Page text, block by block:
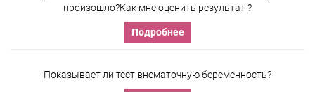
произошло?Как мне оценить результат ?
Подробнее
Показывает ли тест внематочную беременность?